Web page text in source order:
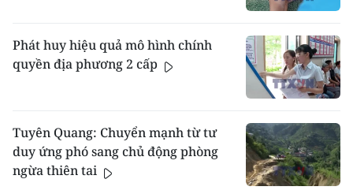
Phát huy hiệu quả mô hình chính
quyền địa phương 2 cấp
Tuyên Quang: Chuyển mạnh từ tư
duy ứng phó sang chủ động phòng
ngừa thiên tai